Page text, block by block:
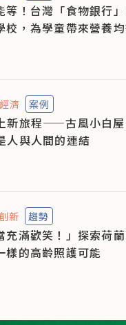
等！台灣「食物銀行
校，為學童帶來營養
濟 案例
新旅程——古風小白
人與人間的連結
新 趨勢
充滿歡笑！」探索荷
樣的高齡照護可能